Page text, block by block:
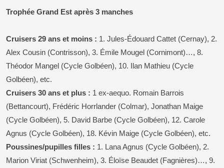
Trophée Grand Est après 3 manches
Cruisers 29 ans et moins : 1. Jules-Édouard Cattet (Cernay), 2.
Alex Cousin (Contrisson), 3. Émile Mougel (Cornimont)…, 8.
Théodor Mangel (Cycle Golbéen), 10. Ilan Mathieu (Cycle
Golbéen), etc.
Cruisers 30 ans et plus : 1 ex-aequo. Romain Barrois
(Bettancourt), Frédéric Horrlander (Colmar), Jonathan Maige
(Cycle Golbéen), 5. David Barbe (Cycle Golbéen), 12. Carole
Agnus (Cycle Golbéen), 18. Kévin Maige (Cycle Golbéen), etc.
Poussines/pupilles filles : 1. Lana Agnus (Cycle Golbéen), 2.
Marion Viriat (Schwenheim), 3. Éloïse Beaudet (Fagnières)…, 9.